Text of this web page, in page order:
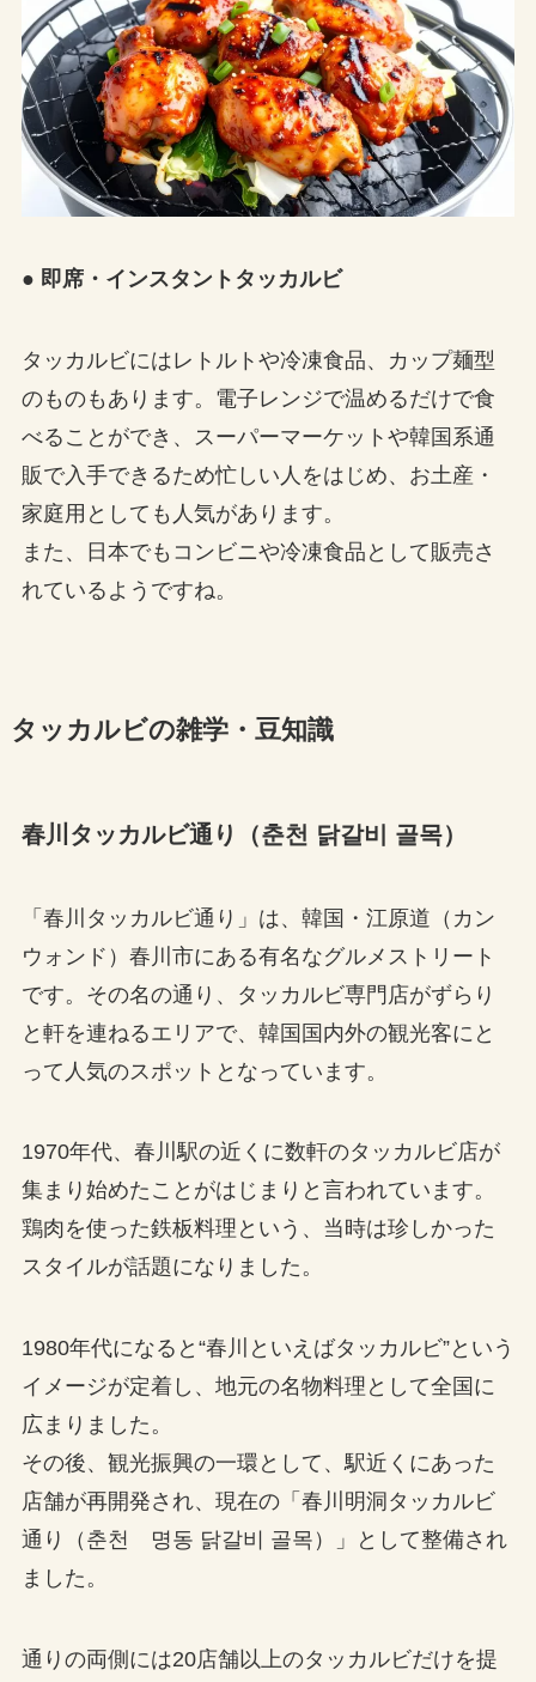
● 即席・インスタントタッカルビ
タッカルビにはレトルトや冷凍食品、カップ麺型
のものもあります。電子レンジで温めるだけで食
べることができ、スーパーマーケットや韓国系通
販で入手できるため忙しい人をはじめ、お土産・
家庭用としても人気があります。
また、日本でもコンビニや冷凍食品として販売さ
れているようですね。
タッカルビの雑学・豆知識
春川タッカルビ通り（춘천 닭갈비 골목）
「春川タッカルビ通り」は、韓国・江原道（カン
ウォンド）春川市にある有名なグルメストリート
です。その名の通り、タッカルビ専門店がずらり
と軒を連ねるエリアで、韓国国内外の観光客にと
って人気のスポットとなっています。
1970年代、春川駅の近くに数軒のタッカルビ店が
集まり始めたことがはじまりと言われています。
鶏肉を使った鉄板料理という、当時は珍しかった
スタイルが話題になりました。
1980年代になると“春川といえばタッカルビ”という
イメージが定着し、地元の名物料理として全国に
広まりました。
その後、観光振興の一環として、駅近くにあった
店舗が再開発され、現在の「春川明洞タッカルビ
通り（춘천 명동 닭갈비 골목）」として整備され
ました。
通りの両側には20店舗以上のタッカルビだけを提